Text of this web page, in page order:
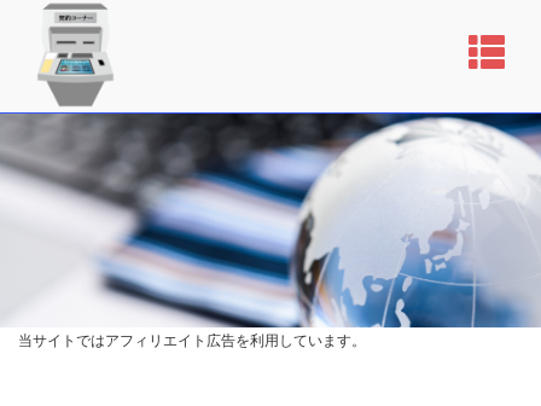
当サイトではアフィリエイト広告を利用しています。